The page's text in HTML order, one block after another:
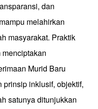
dan
melahirkan
masyarakat. Praktik
Murid Baru
prinsip inklusif, objektif,
satunya ditunjukkan